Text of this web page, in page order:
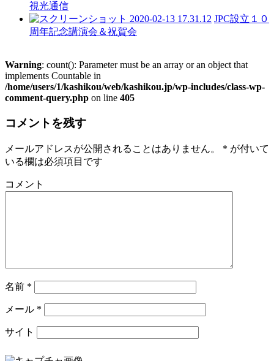
視光通信
JPC設立１０
周年記念講演会＆祝賀会
Warning: count(): Parameter must be an array or an object that
implements Countable in
/home/users/1/kashikou/web/kashikou.jp/wp-includes/class-wp-
comment-query.php on line 405
コメントを残す
メールアドレスが公開されることはありません。 * が付いて
いる欄は必須項目です
コメント
名前 *
メール *
サイト